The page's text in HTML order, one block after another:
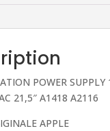
POWER SUPPLY
21,5″ A1418 A2116
APPLE